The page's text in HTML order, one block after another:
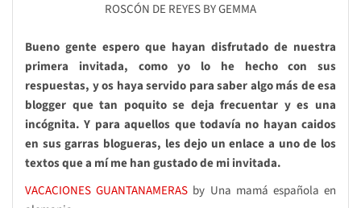
ROSCÓN DE REYES BY GEMMA
Bueno gente espero que hayan disfrutado de nuestra
primera invitada, como yo lo he hecho con sus
respuestas, y os haya servido para saber algo más de esa
blogger que tan poquito se deja frecuentar y es una
incógnita. Y para aquellos que todavía no hayan caidos
en sus garras blogueras, les dejo un enlace a uno de los
textos que a mí me han gustado de mi invitada.
VACACIONES GUANTANAMERAS by Una mamá española en